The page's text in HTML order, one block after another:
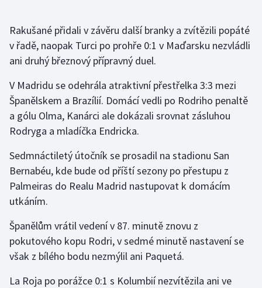
Short track
Sportovní střelba
Stolní tenis
Triatlon
Veslování
Vodní slalom
Volejbal
Ostatní
Rakušané přidali v závěru další branky a zvítězili popáté
v řadě, naopak Turci po prohře 0:1 v Maďarsku nezvládli
ani druhý březnový přípravný duel.
V Madridu se odehrála atraktivní přestřelka 3:3 mezi
Španělskem a Brazílií. Domácí vedli po Rodriho penaltě
a gólu Olma, Kanárci ale dokázali srovnat zásluhou
Rodryga a mladíčka Endricka.
Sedmnáctiletý útočník se prosadil na stadionu San
Bernabéu, kde bude od příští sezony po přestupu z
Palmeiras do Realu Madrid nastupovat k domácím
utkáním.
Španělům vrátil vedení v 87. minutě znovu z
pokutového kopu Rodri, v sedmé minutě nastavení se
však z bílého bodu nezmýlil ani Paquetá.
La Roja po porážce 0:1 s Kolumbií nezvítězila ani ve